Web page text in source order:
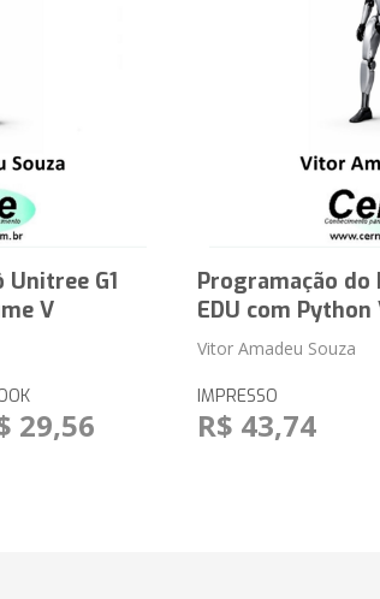
Unitree G1
V
29,56
Programação do
EDU com Python
Vitor Amadeu Souza
IMPRESSO
R$ 43,74